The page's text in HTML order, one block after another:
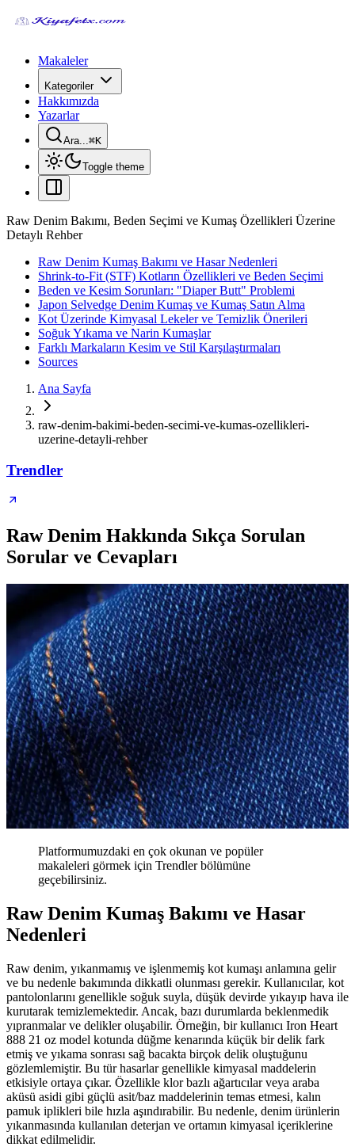
Makaleler
Kategoriler
Hakkımızda
Yazarlar
Ara...⌘K
Toggle theme
Raw Denim Bakımı, Beden Seçimi ve Kumaş Özellikleri Üzerine
Detaylı Rehber
Raw Denim Kumaş Bakımı ve Hasar Nedenleri
Shrink-to-Fit (STF) Kotların Özellikleri ve Beden Seçimi
Beden ve Kesim Sorunları: "Diaper Butt" Problemi
Japon Selvedge Denim Kumaş ve Kumaş Satın Alma
Kot Üzerinde Kimyasal Lekeler ve Temizlik Önerileri
Soğuk Yıkama ve Narin Kumaşlar
Farklı Markaların Kesim ve Stil Karşılaştırmaları
Sources
Ana Sayfa
raw-denim-bakimi-beden-secimi-ve-kumas-ozellikleri-
uzerine-detayli-rehber
Trendler
Raw Denim Hakkında Sıkça Sorulan
Sorular ve Cevapları
Platformumuzdaki en çok okunan ve popüler
makaleleri görmek için Trendler bölümüne
geçebilirsiniz.
Raw Denim Kumaş Bakımı ve Hasar
Nedenleri
Raw denim, yıkanmamış ve işlenmemiş kot kumaşı anlamına gelir
ve bu nedenle bakımında dikkatli olunması gerekir. Kullanıcılar, kot
pantolonlarını genellikle soğuk suyla, düşük devirde yıkayıp hava ile
kurutarak temizlemektedir. Ancak, bazı durumlarda beklenmedik
yıpranmalar ve delikler oluşabilir. Örneğin, bir kullanıcı Iron Heart
888 21 oz model kotunda düğme kenarında küçük bir delik fark
etmiş ve yıkama sonrası sağ bacakta birçok delik oluştuğunu
gözlemlemiştir. Bu tür hasarlar genellikle kimyasal maddelerin
etkisiyle ortaya çıkar. Özellikle klor bazlı ağartıcılar veya araba
aküsü asidi gibi güçlü asit/baz maddelerinin temas etmesi, kalın
pamuk iplikleri bile hızla aşındırabilir. Bu nedenle, denim ürünlerin
yıkanmasında kullanılan deterjan ve ortamın kimyasal içeriklerine
dikkat edilmelidir.